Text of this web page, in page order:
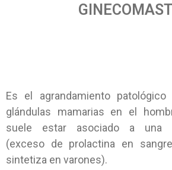
Es el agrandamiento
glándulas mamarias en el
suele estar asociado a una
(exceso de prolactina en
sintetiza en varones).